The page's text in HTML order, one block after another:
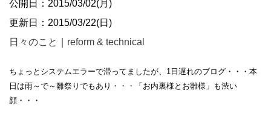
公開日：2015/03/02(月)
更新日：2015/03/22(日)
日々のこと
reform & technical
ちょっとシステムエラーで滞ってましたが、1日遅れのブログ・・・本
日は雨～で～雛祭りでもあり・・・「お内裏様とお雛様」も渋い
顔・・・